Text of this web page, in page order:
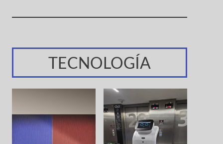
TECNOLOGÍA